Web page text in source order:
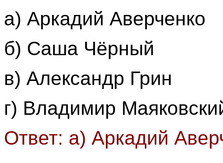
а) Аркадий Аверченко
б) Саша Чёрный
в) Александр Грин
г) Владимир
Ответ: а) Аркадий